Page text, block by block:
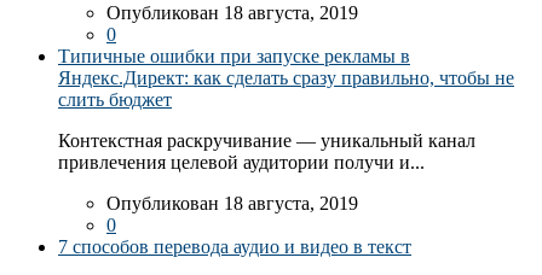
Опубликован 18 августа, 2019
0
Типичные ошибки при запуске рекламы в
Яндекс.Директ: как сделать сразу правильно, чтобы не
слить бюджет
Контекстная раскручивание — уникальный канал
привлечения целевой аудитории получи и...
Опубликован 18 августа, 2019
0
7 способов перевода аудио и видео в текст